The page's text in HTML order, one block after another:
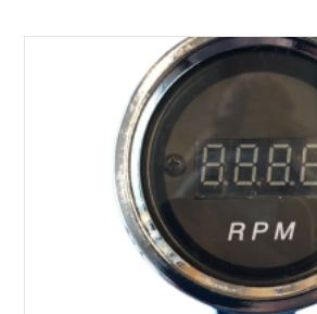
AGGIUNGI AL CARRELLO